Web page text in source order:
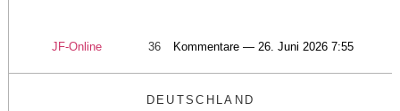
JF-Online 36 Kommentare — 26. Juni 2026 7:55
DEUTSCHLAND